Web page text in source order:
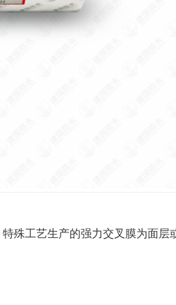
殊工艺生产的强力交叉膜为面层